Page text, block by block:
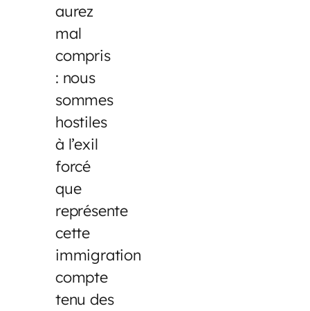
aurez
mal
compris
: nous
sommes
hostiles
à l’exil
forcé
que
représente
cette
immigration
compte
tenu des